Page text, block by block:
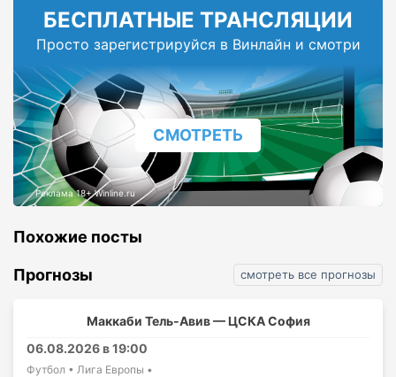
БЕСПЛАТНЫЕ ТРАНСЛЯЦИИ
Просто зарегистрируйся в Винлайн и смотри
СМОТРЕТЬ
Реклама 18+ Winline.ru
Похожие посты
Прогнозы смотреть все прогнозы
Маккаби Тель-Авив — ЦСКА София
06.08.2026 в 19:00
Футбол • Лига Европы •